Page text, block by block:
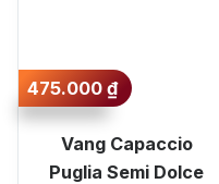
Johnnie
Absolut
Danzka
475.000₫
Vang Capaccio
Puglia Semi Dolce